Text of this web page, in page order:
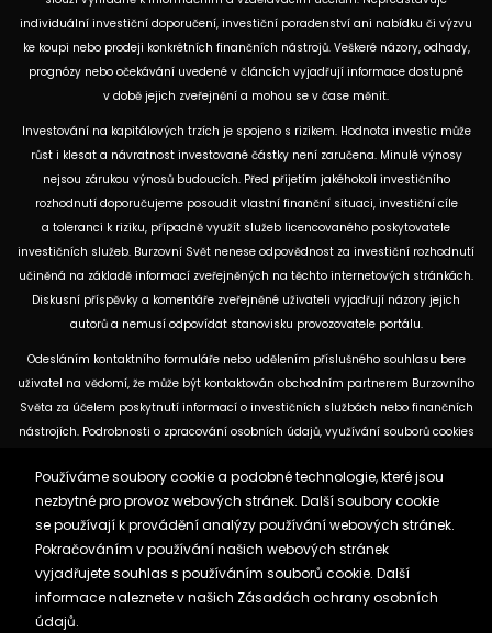
individuální investiční doporučení, investiční poradenství ani nabídku či výzvu
ke koupi nebo prodeji konkrétních finančních nástrojů. Veškeré názory, odhady,
prognózy nebo očekávání uvedené v článcích vyjadřují informace dostupné
v době jejich zveřejnění a mohou se v čase měnit.
Investování na kapitálových trzích je spojeno s rizikem. Hodnota investic může
růst i klesat a návratnost investované částky není zaručena. Minulé výnosy
nejsou zárukou výnosů budoucích. Před přijetím jakéhokoli investičního
rozhodnutí doporučujeme posoudit vlastní finanční situaci, investiční cíle
a toleranci k riziku, případně využít služeb licencovaného poskytovatele
investičních služeb. Burzovní Svět nenese odpovědnost za investiční rozhodnutí
učiněná na základě informací zveřejněných na těchto internetových stránkách.
Diskusní příspěvky a komentáře zveřejněné uživateli vyjadřují názory jejich
autorů a nemusí odpovídat stanovisku provozovatele portálu.
Odesláním kontaktního formuláře nebo udělením příslušného souhlasu bere
uživatel na vědomí, že může být kontaktován obchodním partnerem Burzovního
Světa za účelem poskytnutí informací o investičních službách nebo finančních
nástrojích. Podrobnosti o zpracování osobních údajů, využívání souborů cookies
dostupných na těchto internetových stránkách. U jednotlivých článků mohou
být uvedeny informace o použitých zdrojích, datu původní analýzy nebo datu,
ke kterému se vztahují uvedené tržní údaje.
Zásady ochrany osobních údajů a cookies
Reklama
Používáme soubory cookie a podobné technologie, které jsou
nezbytné pro provoz webových stránek. Další soubory cookie
se používají k provádění analýzy používání webových stránek.
Pokračováním v používání našich webových stránek
vyjadřujete souhlas s používáním souborů cookie. Další
informace naleznete v našich Zásadách ochrany osobních
údajů.